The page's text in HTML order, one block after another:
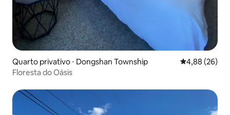
Quarto privativo ⋅ Dongshan Township 4,88 de uma
4,88 (26)
Floresta do Oásis